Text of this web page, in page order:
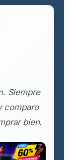
Siempre
comparo
bien.